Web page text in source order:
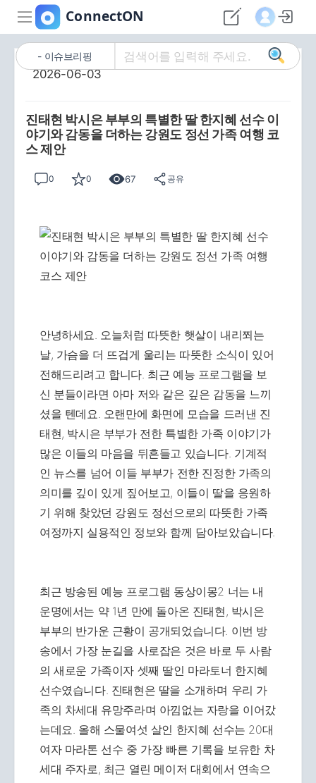
이슈브리핑
2026-06-03
진태현 박시은 부부의 특별한 딸 한지혜 선수 이
야기와 감동을 더하는 강원도 정선 가족 여행 코
스 제안
0 0 67 공유
안녕하세요. 오늘처럼 따뜻한 햇살이 내리쬐는
날, 가슴을 더 뜨겁게 울리는 따뜻한 소식이 있어
전해드리려고 합니다. 최근 예능 프로그램을 보
신 분들이라면 아마 저와 같은 깊은 감동을 느끼
셨을 텐데요. 오랜만에 화면에 모습을 드러낸 진
태현, 박시은 부부가 전한 특별한 가족 이야기가
많은 이들의 마음을 뒤흔들고 있습니다. 기계적
인 뉴스를 넘어 이들 부부가 전한 진정한 가족의
의미를 깊이 있게 짚어보고, 이들이 딸을 응원하
기 위해 찾았던 강원도 정선으로의 따뜻한 가족
여정까지 실용적인 정보와 함께 담아보았습니다.
최근 방송된 예능 프로그램 동상이몽2 너는 내
운명에서는 약 1년 만에 돌아온 진태현, 박시은
부부의 반가운 근황이 공개되었습니다. 이번 방
송에서 가장 눈길을 사로잡은 것은 바로 두 사람
의 새로운 가족이자 셋째 딸인 마라토너 한지혜
선수였습니다. 진태현은 딸을 소개하며 우리 가
족의 차세대 유망주라며 아낌없는 자랑을 이어갔
는데요. 올해 스물여섯 살인 한지혜 선수는 20대
여자 마라톤 선수 중 가장 빠른 기록을 보유한 차
세대 주자로, 최근 열린 메이저 대회에서 연속으